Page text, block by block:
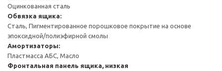
Оцинкованная сталь
Обвязка ящика:
Сталь, Пигментированное порошковое покрытие на основе
эпоксидной/полиэфирной смолы
Амортизаторы:
Пластмасса АБС, Масло
Фронтальная панель ящика, низкая